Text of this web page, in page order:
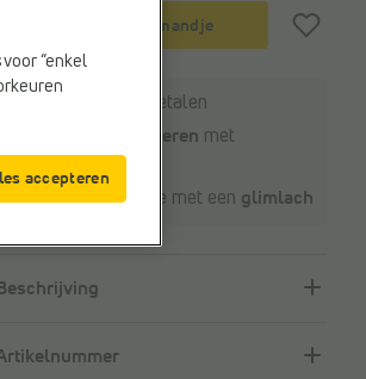
In winkelmandje
Veilig online betalen
Gratis retourneren met
Klantenservice met een glimlach
“enkel
accepteren